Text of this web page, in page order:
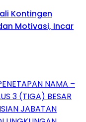
Kontingen
Motivasi, Incar